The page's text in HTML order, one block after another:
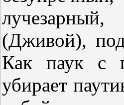
(Дживой),
Как паук с
убирает